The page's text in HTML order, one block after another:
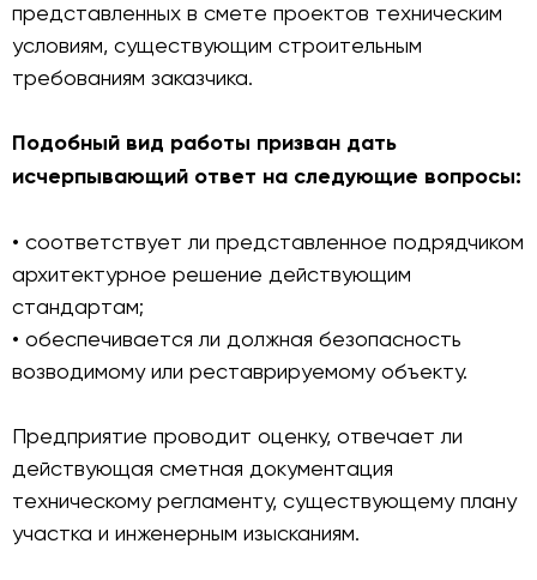
представленных в смете проектов техническим
условиям, существующим строительным
требованиям заказчика.
Подобный вид работы призван дать
исчерпывающий ответ на следующие вопросы:
• соответствует ли представленное подрядчиком
архитектурное решение действующим
стандартам;
• обеспечивается ли должная безопасность
возводимому или реставрируемому объекту.
Предприятие проводит оценку, отвечает ли
действующая сметная документация
техническому регламенту, существующему плану
участка и инженерным изысканиям.